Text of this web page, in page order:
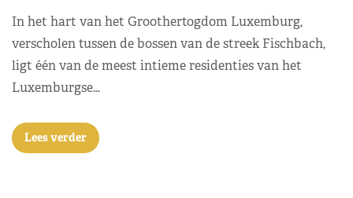
In het hart van het Groothertogdom Luxemburg,
verscholen tussen de bossen van de streek Fischbach,
ligt één van de meest intieme residenties van het
Luxemburgse…
Lees verder